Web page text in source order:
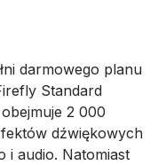
darmowego planu
Standard
2 000
dźwiękowych
i audio. Natomiast